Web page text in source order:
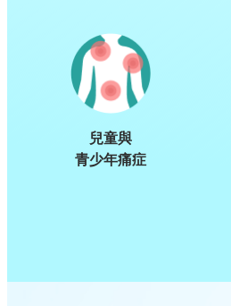
兒童與
青少年痛症